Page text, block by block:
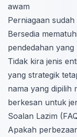
awam
Perniagaan
Bersedia
pendedahan yang
Tidak kira jenis
yang strategik
nama yang dipilih
berkesan untuk
Soalan Lazim
Apakah